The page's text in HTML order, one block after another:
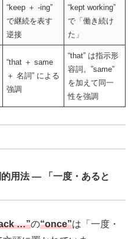
“keep ＋ -ing”
で継続を表す
逆接
“kept working”
で「働き続け
た」
“that ＋ same
＋ 名詞” による
強調
“that” は指示形
容詞。”same”
を加えて同一
性を強調
用法 — 「一度・あると
…”の“once”は「一度・